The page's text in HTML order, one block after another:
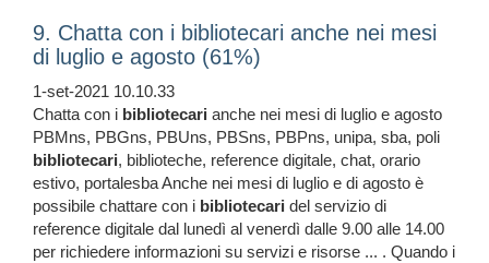
9. Chatta con i bibliotecari anche nei mesi
di luglio e agosto (61%)
1-set-2021 10.10.33
Chatta con i bibliotecari anche nei mesi di luglio e agosto
PBMns, PBGns, PBUns, PBSns, PBPns, unipa, sba, poli
bibliotecari, biblioteche, reference digitale, chat, orario
estivo, portalesba Anche nei mesi di luglio e di agosto è
possibile chattare con i bibliotecari del servizio di
reference digitale dal lunedì al venerdì dalle 9.00 alle 14.00
per richiedere informazioni su servizi e risorse ... . Quando i